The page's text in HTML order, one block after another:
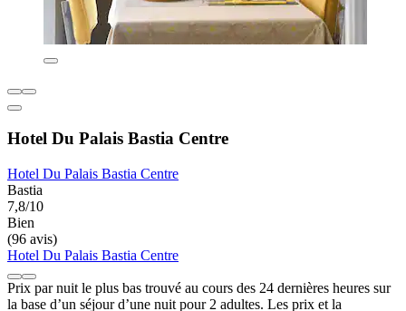
Hotel Du Palais Bastia Centre
Hotel Du Palais Bastia Centre
Bastia
7,8/10
Bien
(96 avis)
Hotel Du Palais Bastia Centre
Prix par nuit le plus bas trouvé au cours des 24 dernières heures sur
la base d’un séjour d’une nuit pour 2 adultes. Les prix et la